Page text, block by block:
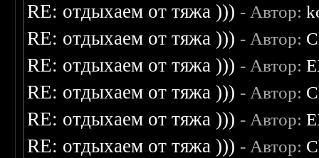
RE: отдыхаем от тяжа ))) - Автор:
RE: отдыхаем от тяжа ))) - Автор:
RE: отдыхаем от тяжа ))) - Автор:
RE: отдыхаем от тяжа ))) - Автор:
RE: отдыхаем от тяжа ))) - Автор:
RE: отдыхаем от тяжа ))) - Автор: